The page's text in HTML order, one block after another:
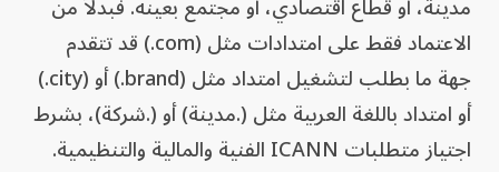
الاعتماد فقط على امتدادات مثل (com.) قد تتقدم
جهة ما بطلب لتشغيل امتداد مثل (brand.) أو (city.)
أو امتداد باللغة العربية مثل (.مدينة) أو (.شركة)، بشرط
اجتياز متطلبات ICANN الفنية والمالية والتنظيمية.